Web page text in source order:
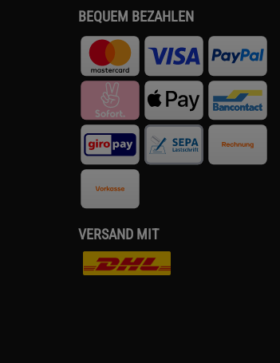
BEQUEM BEZAHLEN
VERSAND MIT